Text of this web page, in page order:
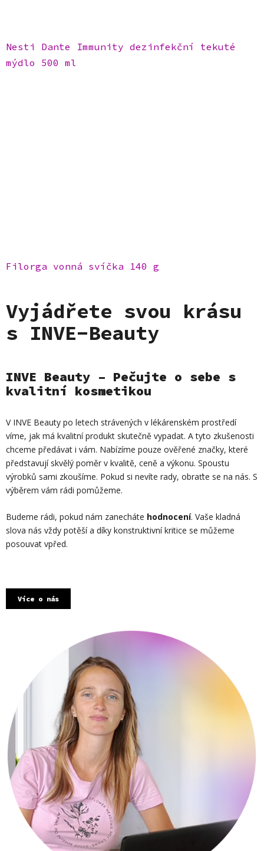
Nesti Dante Immunity dezinfekční tekuté
mýdlo 500 ml
Filorga vonná svíčka 140 g
Vyjádřete svou krásu
s INVE-Beauty
INVE Beauty – Pečujte o sebe s
kvalitní kosmetikou
V INVE Beauty po letech strávených v lékárenském prostředí
víme, jak má kvalitní produkt skutečně vypadat. A tyto zkušenosti
chceme předávat i vám. Nabízíme pouze ověřené značky, které
představují skvělý poměr v kvalitě, ceně a výkonu. Spoustu
výrobků sami zkoušíme. Pokud si nevíte rady, obraťte se na nás. S
výběrem vám rádi pomůžeme.
Budeme rádi, pokud nám zanecháte hodnocení. Vaše kladná
slova nás vždy potěší a díky konstruktivní kritice se můžeme
posouvat vpřed.
Více o nás